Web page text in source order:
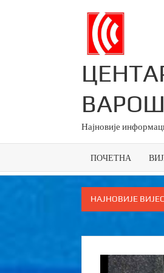
ВАРОШ
Најновије
ПОЧЕТНА
НАЈНОВИЈЕ
Епископ Сергије брутално